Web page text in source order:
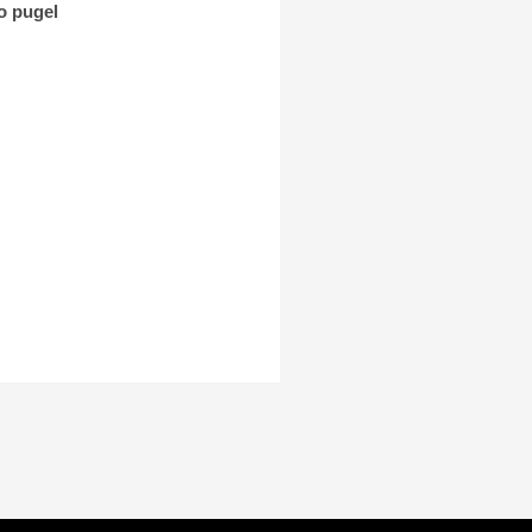
pugel